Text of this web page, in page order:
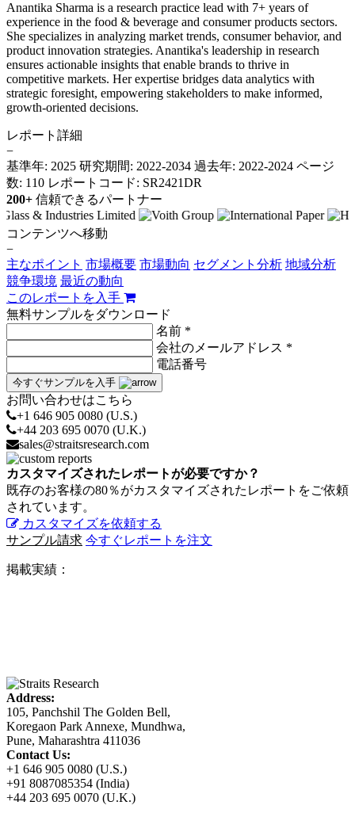
Anantika Sharma is a research practice lead with 7+ years of
experience in the food & beverage and consumer products sectors.
She specializes in analyzing market trends, consumer behavior, and
product innovation strategies. Anantika's leadership in research
ensures actionable insights that enable brands to thrive in
competitive markets. Her expertise bridges data analytics with
strategic foresight, empowering stakeholders to make informed,
growth-oriented decisions.
レポート詳細
−
基準年: 2025 研究期間: 2022-2034 過去年: 2022-2024 ページ
数: 110 レポートコード: SR2421DR
200+ 信頼できるパートナー
コンテンツへ移動
−
主なポイント 市場概要 市場動向 セグメント分析 地域分析
競争環境 最近の動向
このレポートを入手
無料サンプルをダウンロード
名前 *
会社のメールアドレス *
電話番号
今すぐサンプルを入手
お問い合わせはこちら
+1 646 905 0080 (U.S.)
+44 203 695 0070 (U.K.)
sales@straitsresearch.com
カスタマイズされたレポートが必要ですか？
既存のお客様の80％がカスタマイズされたレポートをご依頼
されています。
カスタマイズを依頼する
サンプル請求 今すぐレポートを注文
掲載実績：
Address:
105, Panchshil The Golden Bell,
Koregaon Park Annexe, Mundhwa,
Pune, Maharashtra 411036
Contact Us:
+1 646 905 0080 (U.S.)
+91 8087085354 (India)
+44 203 695 0070 (U.K.)